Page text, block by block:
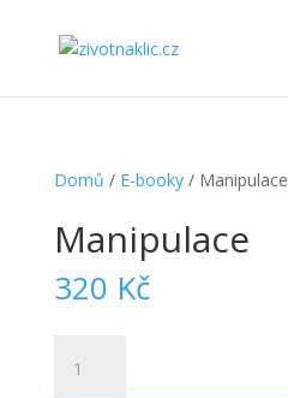
Domů / E-booky/ Manipulace
Manipulace
320 Kč
množství